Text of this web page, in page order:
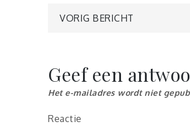
VORIG BERICHT
Geef een
Het e-mailadres wordt niet
Reactie